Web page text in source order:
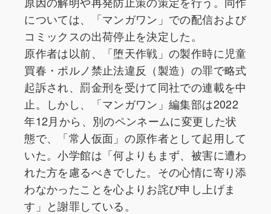
については、「マンガワン」での配信および
コミックスの出荷停止を決定した。
原作者は以前、「堕天作戦」の製作時に児童
買春・ポルノ禁止法違反（製造）の罪で略式
起訴され、罰金刑を受けて同社での連載を中
止。しかし、「マンガワン」編集部は2022
年12月から、別のペンネームに変更した状
態で、「常人仮面」の原作者として起用して
いた。小学館は「何よりもまず、被害に遭わ
れた方を慮るべきでした。その心情に寄り添
わなかったことを心よりお詫び申し上げま
す」と謝罪している。